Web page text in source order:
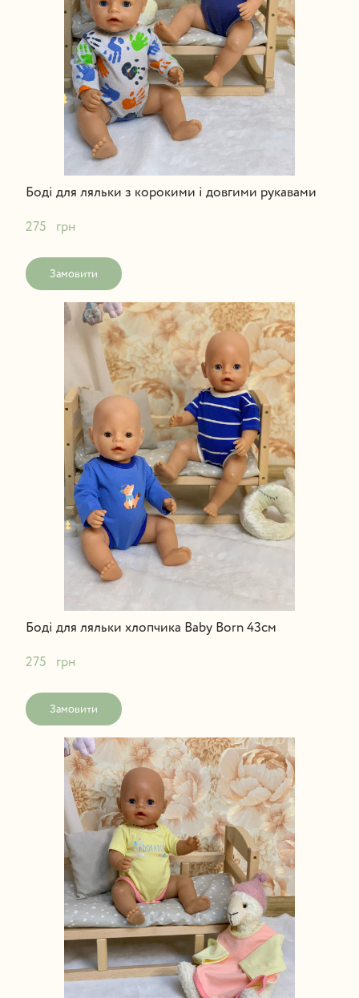
Боді для ляльки з корокими і довгими рукавами
275   грн
Замовити
Боді для ляльки хлопчика Baby Born 43см
275   грн
Замовити